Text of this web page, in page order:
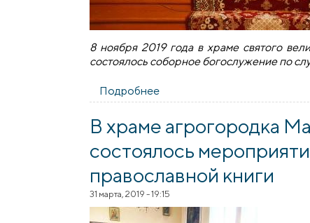
8 ноября 2019 года в храме святого
состоялось соборное богослужение по
Подробнее
В храме агрогородка
состоялось
православной книги
31 марта, 2019 - 19:15